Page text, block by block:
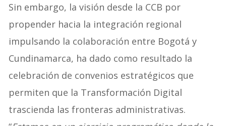
Sin embargo, la visión desde la CCB por
propender hacia la integración regional
impulsando la colaboración entre Bogotá y
Cundinamarca, ha dado como resultado la
celebración de convenios estratégicos que
permiten que la Transformación Digital
trascienda las fronteras administrativas.